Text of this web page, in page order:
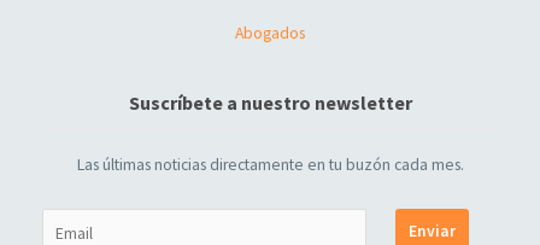
Abogados
Suscríbete a nuestro newsletter
Las últimas noticias directamente en tu buzón cada mes.